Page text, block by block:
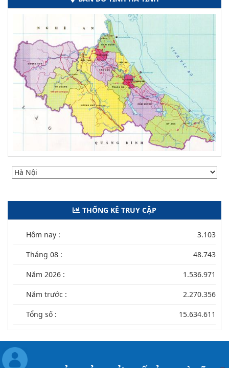
THỐNG KÊ TRUY CẬP
Hôm nay : 3.103
Tháng 08 : 48.743
Năm 2026 : 1.536.971
Năm trước : 2.270.356
Tổng số : 15.634.611